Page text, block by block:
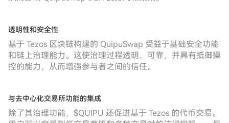
透明性和安全性
基于 Tezos 区块链构建的 QuipuSwap 受益于基础安全功能
和链上治理能力。这使治理过程透明、可靠，并具有抵御操
控的能力，从而增强参与者之间的信任。
与去中心化交易所功能的集成
除了其治理功能，$QUIPU 还促进基于 Tezos 的代币交易。